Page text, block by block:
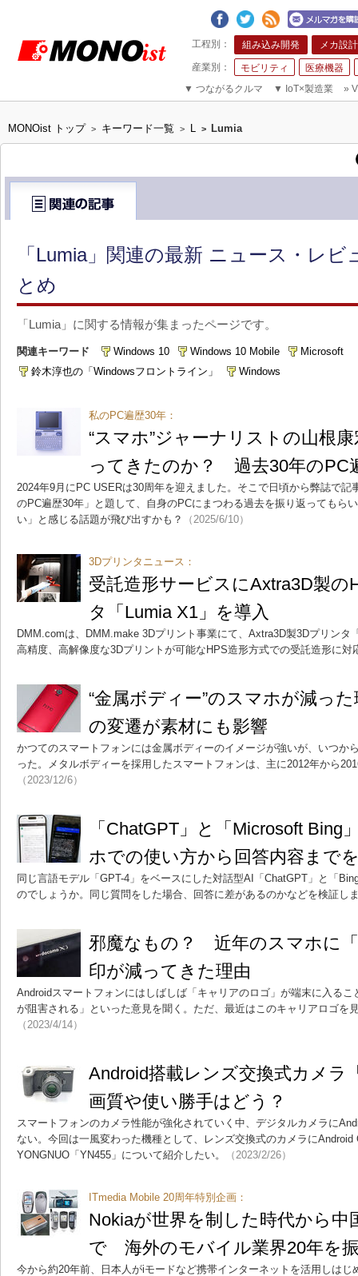
組み込み開発 メカ設計
モビリティ
医療機器
▼ つながるクルマ ▼ IoT×製造業 »
MONOist トップ > キーワード一覧 > L > Lumia
「Lumia」関連の最新 ニュース・レ
とめ
「Lumia」に関する情報が集まったページです。
関連キーワード Windows 10 Windows 10 Mobile
Microsoft
鈴木淳也の「Windowsフロントライン」
Windows
私のPC遍歴30年：
“スマホ”ジャーナリストの山根
ってきたのか？ 過去30年のPC
2024年9月にPC USERは30周年を迎えました。そこで日頃から弊誌で記
のPC遍歴30年」と題して、自身のPCにまつわる過去を振り返ってもら
い」と感じる話題が飛び出すかも？
（2025/6/10）
3Dプリンタニュース：
受託造形サービスにAxtra3D製の
タ「Lumia X1」を導入
DMM.comは、DMM.make 3Dプリント事業にて、Axtra3D製3Dプリンタ
高精度、高解像度な3Dプリントが可能なHPS造形方式での受託造形に対
“金属ボディー”のスマホが減っ
の変遷が素材にも影響
かつてのスマートフォンには金属ボディーのイメージが強いが、いつか
った。メタルボディーを採用したスマートフォンは、主に2012年から
（2023/12/6）
「ChatGPT」と「Microsoft
ホでの使い方から回答内容まで
同じ言語モデル「GPT-4」をベースにした対話型AI「ChatGPT」と「
のでしょうか。同じ質問をした場合、回答に差があるのかなどを検証し
邪魔なもの？ 近年のスマホに
印が減ってきた理由
Androidスマートフォンにはしばしば「キャリアのロゴ」が端末に入る
が阻害される」といった意見を聞く。ただ、最近はこのキャリアロゴを
（2023/4/14）
Android搭載レンズ交換式カメ
画質や使い勝手はどう？
スマートフォンのカメラ性能が強化されていく中、デジタルカメラに
ない。今回は一風変わった機種として、レンズ交換式のカメラにAndroid
YONGNUO「YN455」について紹介したい。
（2023/2/26）
ITmedia Mobile 20周年特別企画：
Nokiaが世界を制した時代から中
で 海外のモバイル業界20年を
今から約20年前、日本人がiモードなど携帯インターネットを活用しはじ